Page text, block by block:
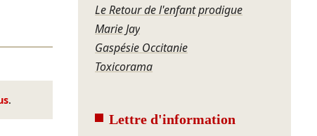
.
Le Retour de l'enfant prodigue
Marie Jay
Gaspésie Occitanie
Toxicorama
Lettre d'information